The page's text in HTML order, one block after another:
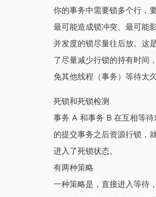
你的事务中需要锁多个行，
最可能造成锁冲突、最可能
并发度的锁尽量往后放。这
了尽量减少行锁的持有时间
免其他线程（事务）等待太久
死锁和死锁检测
事务 A 和事务 B 在互相等待
的提交事务之后资源行锁，
进入了死锁状态。
有两种策略
一种策略是，直接进入等待